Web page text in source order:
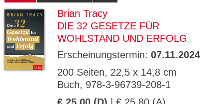
Brian Tracy
DIE 32 GESETZE FÜR
WOHLSTAND UND ERFOLG
Erscheinungstermin: 07.11.2024
200 Seiten, 22,5 x 14,8 cm
Buch, 978-3-96739-208-1